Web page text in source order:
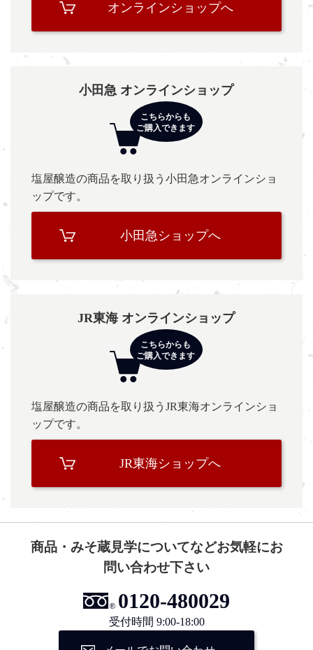
オンラインショップへ
小田急 オンラインショップ
塩屋醸造の商品を取り扱う小田急オンラインショ
ップです。
小田急ショップへ
JR東海 オンラインショップ
塩屋醸造の商品を取り扱うJR東海オンラインショ
ップです。
JR東海ショップへ
商品・みそ蔵見学についてなどお気軽にお
問い合わせ下さい
0120-480029
受付時間 9:00-18:00